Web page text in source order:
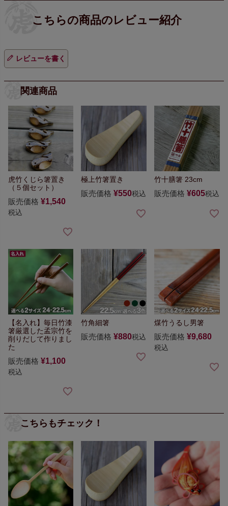
レビューを書く
関連商品
虎竹くじら箸置き
（５個セット）
販売価格 ¥1,540
税込
極上竹箸置き
販売価格 ¥550税込
竹十膳箸 23cm
販売価格 ¥605税込
【名入れ】毎日竹漆
箸厳選した孟宗竹を
削りだして作りまし
た
販売価格 ¥1,100
税込
竹角細箸
販売価格 ¥880税込
煤竹うるし男箸
販売価格 ¥9,680
税込
こちらもチェック！